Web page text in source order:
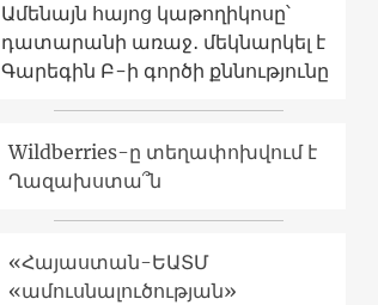
Ամենայն հայոց կաթողիկոսը՝
դատարանի առաջ․ մեկնարկել է
Գարեգին Բ-ի գործի քննությունը
Wildberries-ը տեղափոխվում է
Ղազախստա՞ն
«Հայաստան-ԵԱՏՄ
«ամուսնալուծության»